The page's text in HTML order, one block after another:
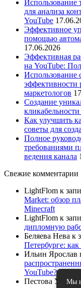
Использование
для анализа
YouTube
Эффективное
помощью
17.06.2026
Эффективная
на YouTube:
Использование
эффективности
маркетологов
Создание
Как улучшить
советы для
Полное
требованиями
ведения канала
Свежие комментарии
LightFlom к
Market: обзор
Minecraft
LightFlom к
дипломную
Беляева Нева к
Петербурге:
Ильин Ярослав
YouTube?
Пестова Устина
Мы